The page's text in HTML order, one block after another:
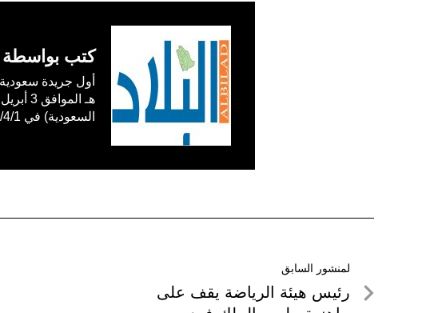
كتب بواسطة
السعودية) في 1365/4/1 هـ 1946/3/4 م
تصفّح
المقالات
لمنشور السابق
لمنشور
رئيس هيئة الرياضة يقف على